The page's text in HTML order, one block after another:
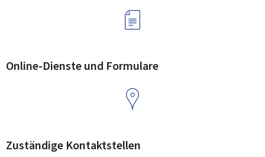
Online-Dienste und Formulare
Zuständige Kontaktstellen